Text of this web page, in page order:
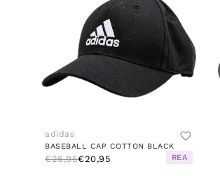
adidas
BASEBALL CAP COTTON BLACK
€26,95€20,95 REA